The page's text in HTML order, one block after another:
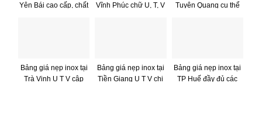
Yên Bái cao cấp, chất
Vĩnh Phúc chữ U, T, V
Tuyên Quang cụ thể
Bảng giá nẹp inox tại
Trà Vinh U T V cập
Bảng giá nẹp inox tại
Tiền Giang U T V chi
Bảng giá nẹp inox tại
TP Huế đầy đủ các